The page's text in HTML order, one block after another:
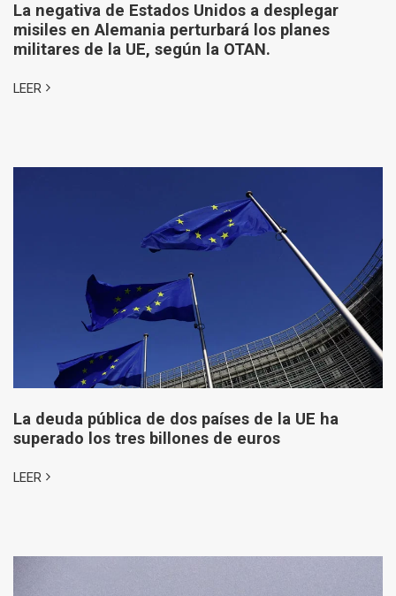
La negativa de Estados Unidos a desplegar
misiles en Alemania perturbará los planes
militares de la UE, según la OTAN.
LEER
La deuda pública de dos países de la UE ha
superado los tres billones de euros
LEER